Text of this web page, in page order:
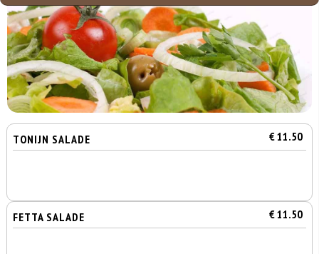
TONIJN SALADE € 11.50
FETTA SALADE € 11.50